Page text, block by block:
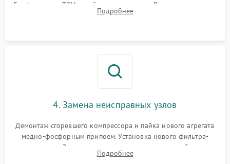
Frost, включая ТЭН оттайки и вентилятор. Ремонт или замена
платы управления при сбоях алгоритмов.
Подробнее
4. Замена неисправных узлов
Демонтаж сгоревшего компрессора и пайка нового агрегата
медно-фосфорным припоем. Установка нового фильтра-
осушителя. Замена изношенных вентиляторов обдува,
сломанных заслонок или поврежденных дверных петель.
Подробнее